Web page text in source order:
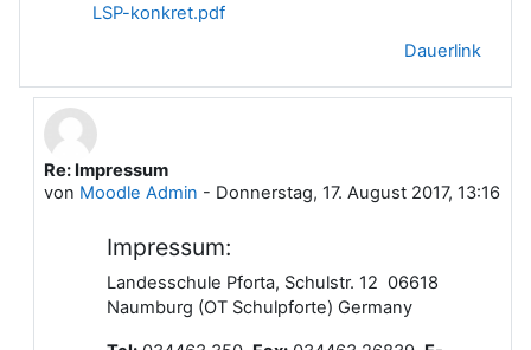
LSP-konkret.pdf
Dauerlink
Als Antwort auf Moodle Admin
Re: Impressum
von Moodle Admin - Donnerstag, 17. August 2017, 13:16
Impressum:
Landesschule Pforta, Schulstr. 12 06618
Naumburg (OT Schulpforte) Germany